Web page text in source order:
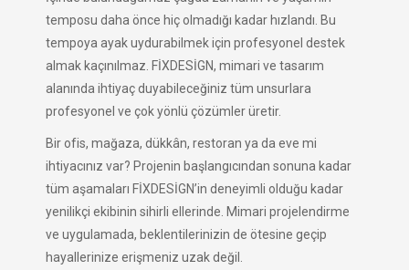
temposu daha önce hiç olmadığı kadar hızlandı. Bu
tempoya ayak uydurabilmek için profesyonel destek
almak kaçınılmaz. FİXDESİGN, mimari ve tasarım
alanında ihtiyaç duyabileceğiniz tüm unsurlara
profesyonel ve çok yönlü çözümler üretir.
Bir ofis, mağaza, dükkân, restoran ya da eve mi
ihtiyacınız var? Projenin başlangıcından sonuna kadar
tüm aşamaları FİXDESİGN’in deneyimli olduğu kadar
yenilikçi ekibinin sihirli ellerinde. Mimari projelendirme
ve uygulamada, beklentilerinizin de ötesine geçip
hayallerinize erişmeniz uzak değil.